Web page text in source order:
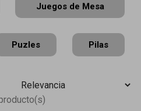
Juegos de Mesa
Puzles Pilas